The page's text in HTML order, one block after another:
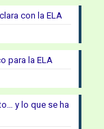
con la ELA
para la ELA
y lo que se ha